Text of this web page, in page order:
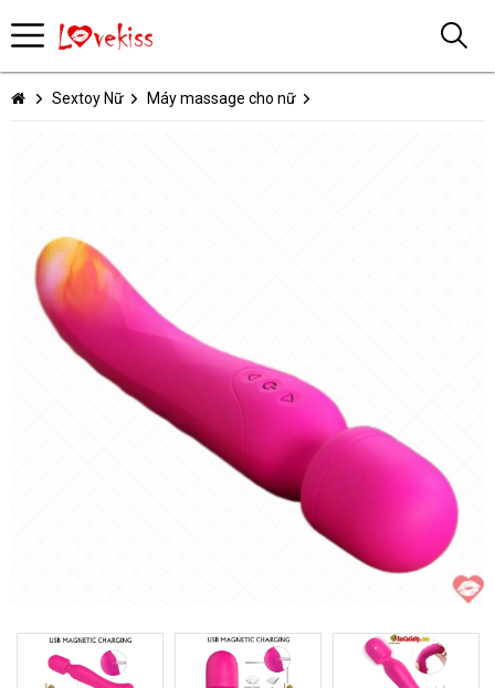
Sextoy Nữ Máy massage cho nữ